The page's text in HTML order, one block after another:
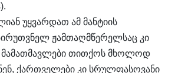
უყვარდათ ამ მანტიის
ჟამთაღმწერელსაც კი
მამათმავლები თითქოს მხოლოდ
ქართველები კი სრულფასოვანი